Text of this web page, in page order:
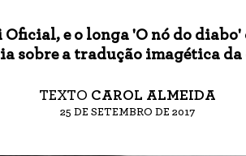
e o longa 'O nó do
sobre a tradução imagética
TEXTO CAROL ALMEIDA
25 DE SETEMBRO DE 2017